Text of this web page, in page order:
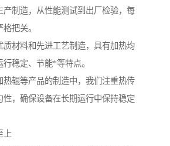
产制造，从性能测试到出厂检验，每
把关。
质材料和先进工艺制造，具有加热均
稳定、节能*等特点。
热辊等产品的制造中，我们注重热传
性，确保设备在长期运行中保持稳定
上